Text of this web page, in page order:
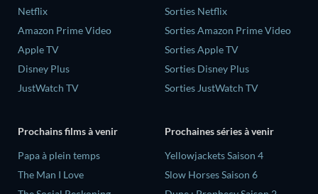
Netflix
Amazon Prime Video
Apple TV
Disney Plus
JustWatch TV
Sorties Netflix
Sorties Amazon Prime Video
Sorties Apple TV
Sorties Disney Plus
Sorties JustWatch TV
Prochains films à venir
‎Papa à plein temps
The Man I Love
Prochaines séries à venir
Yellowjackets Saison 4
Slow Horses Saison 6